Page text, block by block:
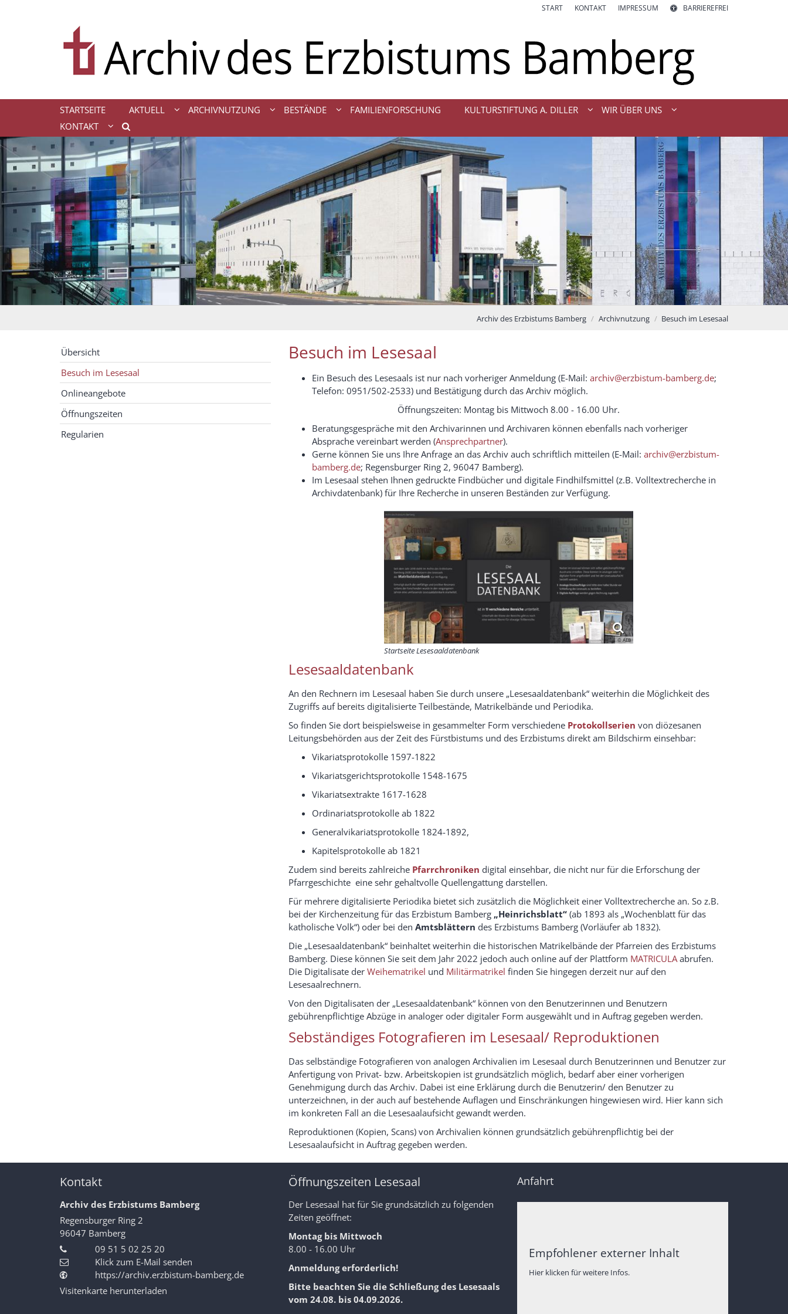
START KONTAKT IMPRESSUM BARRIEREFREI
STARTSEITE AKTUELL ARCHIVNUTZUNG BESTÄNDE FAMILIENFORSCHUNG KULTURSTIFTUNG A. DILLER
WIR ÜBER UNS
KONTAKT
Archiv des Erzbistums Bamberg Archivnutzung Besuch im Lesesaal
Besuch im Lesesaal
Ein Besuch des Lesesaals ist nur nach vorheriger Anmeldung (E-Mail: archiv@erzbistum-bamberg.de;
Telefon: 0951/502-2533) und Bestätigung durch das Archiv möglich.
Öffnungszeiten: Montag bis Mittwoch 8.00 - 16.00 Uhr.
Beratungsgespräche mit den Archivarinnen und Archivaren können ebenfalls nach vorheriger
Absprache vereinbart werden (Ansprechpartner).
Gerne können Sie uns Ihre Anfrage an das Archiv auch schriftlich mitteilen (E-Mail: archiv@erzbistum-
bamberg.de; Regensburger Ring 2, 96047 Bamberg).
Im Lesesaal stehen Ihnen gedruckte Findbücher und digitale Findhilfsmittel (z.B. Volltextrecherche in
Archivdatenbank) für Ihre Recherche in unseren Beständen zur Verfügung.
© AEB
Startseite Lesesaaldatenbank
Lesesaaldatenbank
An den Rechnern im Lesesaal haben Sie durch unsere „Lesesaaldatenbank“ weiterhin die Möglichkeit des
Zugriffs auf bereits digitalisierte Teilbestände, Matrikelbände und Periodika.
So finden Sie dort beispielsweise in gesammelter Form verschiedene Protokollserien von diözesanen
Leitungsbehörden aus der Zeit des Fürstbistums und des Erzbistums direkt am Bildschirm einsehbar:
Vikariatsprotokolle 1597-1822
Vikariatsgerichtsprotokolle 1548-1675
Vikariatsextrakte 1617-1628
Ordinariatsprotokolle ab 1822
Generalvikariatsprotokolle 1824-1892,
Kapitelsprotokolle ab 1821
Zudem sind bereits zahlreiche Pfarrchroniken digital einsehbar, die nicht nur für die Erforschung der
Pfarrgeschichte eine sehr gehaltvolle Quellengattung darstellen.
Für mehrere digitalisierte Periodika bietet sich zusätzlich die Möglichkeit einer Volltextrecherche an. So z.B.
bei der Kirchenzeitung für das Erzbistum Bamberg „Heinrichsblatt“ (ab 1893 als „Wochenblatt für das
katholische Volk“) oder bei den Amtsblättern des Erzbistums Bamberg (Vorläufer ab 1832).
Die „Lesesaaldatenbank“ beinhaltet weiterhin die historischen Matrikelbände der Pfarreien des Erzbistums
Bamberg. Diese können Sie seit dem Jahr 2022 jedoch auch online auf der Plattform MATRICULAabrufen.
Die Digitalisate der Weihematrikel und Militärmatrikel finden Sie hingegen derzeit nur auf den
Lesesaalrechnern.
Von den Digitalisaten der „Lesesaaldatenbank“ können von den Benutzerinnen und Benutzern
gebührenpflichtige Abzüge in analoger oder digitaler Form ausgewählt und in Auftrag gegeben werden.
Sebständiges Fotografieren im Lesesaal/ Reproduktionen
Das selbständige Fotografieren von analogen Archivalien im Lesesaal durch Benutzerinnen und Benutzer zur
Anfertigung von Privat- bzw. Arbeitskopien ist grundsätzlich möglich, bedarf aber einer vorherigen
Genehmigung durch das Archiv. Dabei ist eine Erklärung durch die Benutzerin/ den Benutzer zu
unterzeichnen, in der auch auf bestehende Auflagen und Einschränkungen hingewiesen wird. Hier kann sich
im konkreten Fall an die Lesesaalaufsicht gewandt werden.
Reproduktionen (Kopien, Scans) von Archivalien können grundsätzlich gebührenpflichtig bei der
Lesesaalaufsicht in Auftrag gegeben werden.
Übersicht
Besuch im Lesesaal
Onlineangebote
Öffnungszeiten
Regularien
Kontakt
Archiv des Erzbistums Bamberg
Regensburger Ring 2
96047 Bamberg
09 51 5 02 25 20
Klick zum E-Mail senden
https://archiv.erzbistum-bamberg.de
Visitenkarte herunterladen
Öffnungszeiten Lesesaal
Der Lesesaal hat für Sie grundsätzlich zu folgenden
Zeiten geöffnet:
Montag bis Mittwoch
8.00 - 16.00 Uhr
Anmeldung erforderlich!
Bitte beachten Sie die Schließung des Lesesaals
vom 24.08. bis 04.09.2026.
Anfahrt
Empfohlener externer Inhalt
Hier klicken für weitere Infos.